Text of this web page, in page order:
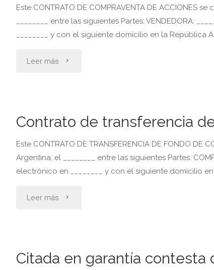
de
asamblea
consorcial"
Este CONTRATO DE COMPRAVENTA DE ACCIONES
________ entre las siguientes Partes: VENDEDORA:
________ y con el siguiente domicilio en la República
Leer más "Contrato
de
Contrato de transferencia
Este CONTRATO DE TRANSFERENCIA DE FONDO
Argentina, el ________ entre las siguientes Partes:
electrónico en ________ y con el siguiente domicilio en
Leer más "Contrato
de
Citada en garantía contesta